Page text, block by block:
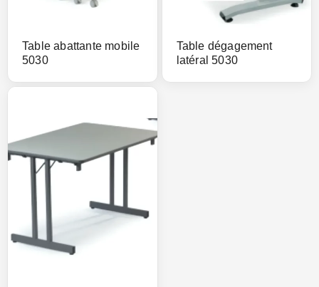
Table abattante mobile
5030
Table dégagement
latéral 5030